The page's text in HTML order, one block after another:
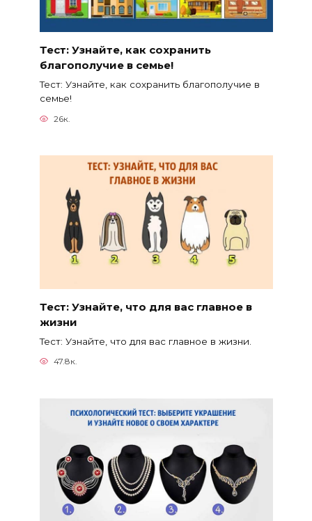
Тест: Узнайте, как сохранить
благополучие в семье!
Тест: Узнайте, как сохранить благополучие в
семье!
26к.
Тест: Узнайте, что для вас главное в
жизни
Тест: Узнайте, что для вас главное в жизни.
47.8к.